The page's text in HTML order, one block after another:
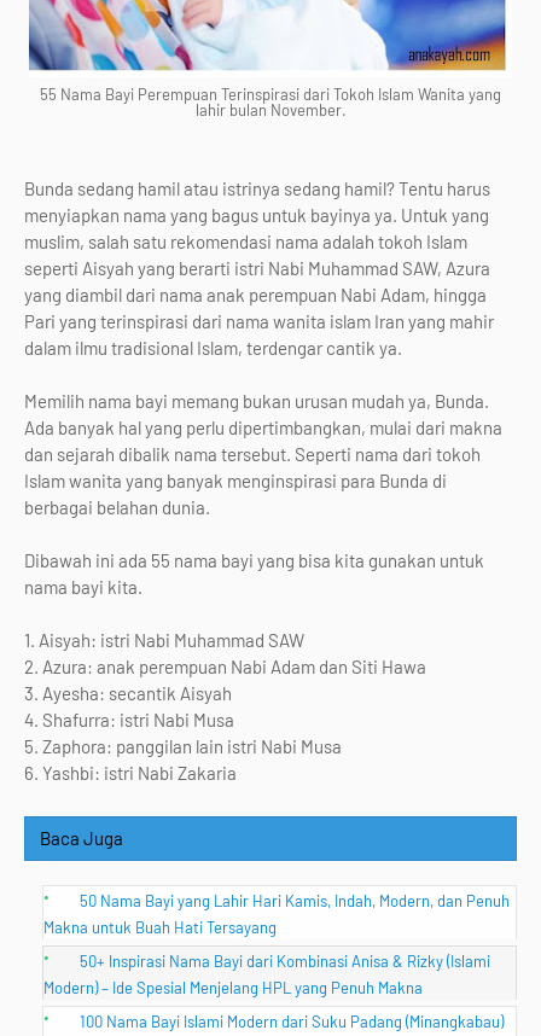
55 Nama Bayi Perempuan Terinspirasi dari Tokoh Islam Wanita yang
lahir bulan November.
Bunda sedang hamil atau istrinya sedang hamil? Tentu harus
menyiapkan nama yang bagus untuk bayinya ya. Untuk yang
muslim, salah satu rekomendasi nama adalah tokoh Islam
seperti Aisyah yang berarti istri Nabi Muhammad SAW, Azura
yang diambil dari nama anak perempuan Nabi Adam, hingga
Pari yang terinspirasi dari nama wanita islam Iran yang mahir
dalam ilmu tradisional Islam, terdengar cantik ya.
Memilih nama bayi memang bukan urusan mudah ya, Bunda.
Ada banyak hal yang perlu dipertimbangkan, mulai dari makna
dan sejarah dibalik nama tersebut. Seperti nama dari tokoh
Islam wanita yang banyak menginspirasi para Bunda di
berbagai belahan dunia.
Dibawah ini ada 55 nama bayi yang bisa kita gunakan untuk
nama bayi kita.
1. Aisyah: istri Nabi Muhammad SAW
2. Azura: anak perempuan Nabi Adam dan Siti Hawa
3. Ayesha: secantik Aisyah
4. Shafurra: istri Nabi Musa
5. Zaphora: panggilan lain istri Nabi Musa
6. Yashbi: istri Nabi Zakaria
Baca Juga
50 Nama Bayi yang Lahir Hari Kamis, Indah, Modern, dan Penuh
Makna untuk Buah Hati Tersayang
50+ Inspirasi Nama Bayi dari Kombinasi Anisa & Rizky (Islami
Modern) – Ide Spesial Menjelang HPL yang Penuh Makna
100 Nama Bayi Islami Modern dari Suku Padang (Minangkabau)